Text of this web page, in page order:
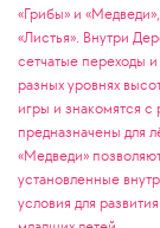
«Грибы» и
«Листья». Внутри
сетчатые переходы
разных уровнях
игры и знакомятся с
предназначены для
«Медведи»
установленные
условия для